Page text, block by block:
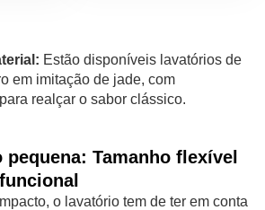
Estão disponíveis lavatórios de
em imitação de jade, com
realçar o sabor clássico.
pequena: Tamanho flexível
o lavatório tem de ter em conta